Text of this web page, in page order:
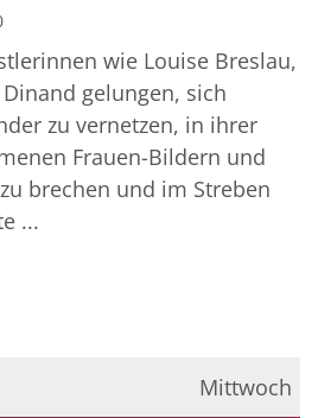
wie Louise Breslau,
gelungen, sich
zu vernetzen, in ihrer
Frauen-Bildern und
brechen und im Streben
...
Mittwoch